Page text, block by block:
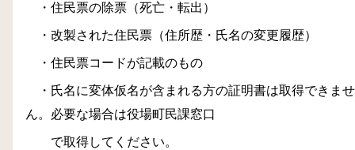
・住民票の除票（死亡・転出）
・改製された住民票（住所歴・氏名の変更履歴）
・住民票コードが記載のもの
・氏名に変体仮名が含まれる方の証明書は取得できませ
ん。必要な場合は役場町民課窓口
で取得してください。